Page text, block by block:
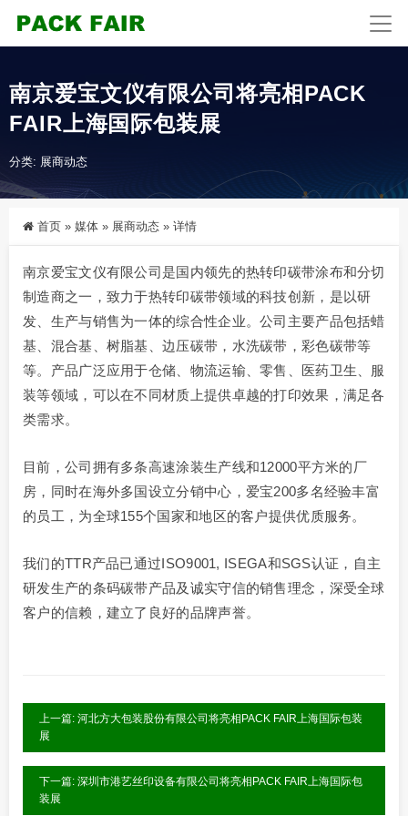
南京爱宝文仪有限公司将亮相PACK
FAIR上海国际包装展
分类: 展商动态
首页 » 媒体 » 展商动态 » 详情
南京爱宝文仪有限公司是国内领先的热转印碳带涂布和分切
制造商之一，致力于热转印碳带领域的科技创新，是以研
发、生产与销售为一体的综合性企业。公司主要产品包括蜡
基、混合基、树脂基、边压碳带，水洗碳带，彩色碳带等
等。产品广泛应用于仓储、物流运输、零售、医药卫生、服
装等领域，可以在不同材质上提供卓越的打印效果，满足各
类需求。
目前，公司拥有多条高速涂装生产线和12000平方米的厂
房，同时在海外多国设立分销中心，爱宝200多名经验丰富
的员工，为全球155个国家和地区的客户提供优质服务。
我们的TTR产品已通过ISO9001, ISEGA和SGS认证，自主
研发生产的条码碳带产品及诚实守信的销售理念，深受全球
客户的信赖，建立了良好的品牌声誉。
上一篇: 河北方大包装股份有限公司将亮相PACK FAIR上海国际包装
展
下一篇: 深圳市港艺丝印设备有限公司将亮相PACK FAIR上海国际包
装展